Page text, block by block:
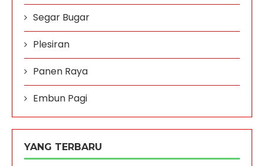
Segar Bugar
Plesiran
Panen Raya
Embun Pagi
YANG TERBARU